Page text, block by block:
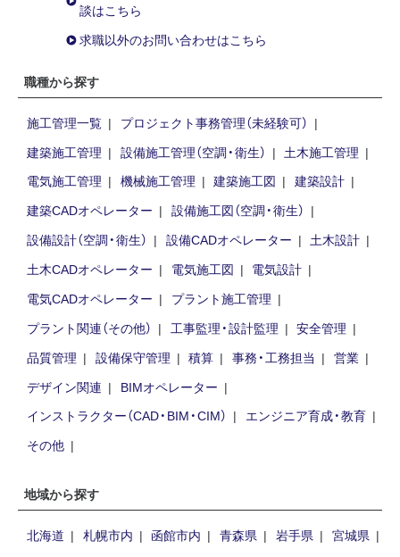
談はこちら
求職以外のお問い合わせはこちら
職種から探す
施工管理一覧
プロジェクト事務管理（未経験可）
建築施工管理
設備施工管理（空調・衛生）
土木施工管理
電気施工管理
機械施工管理 建築施工図
建築設計
建築CADオペレーター
設備施工図（空調・衛生）
設備設計（空調・衛生）
設備CADオペレーター
土木設計
土木CADオペレーター
電気施工図
電気設計
電気CADオペレーター
プラント施工管理
プラント関連（その他）
工事監理・設計監理
安全管理
品質管理
設備保守管理 積算 事務・工務担当
営業
デザイン関連
BIMオペレーター
インストラクター（CAD・BIM・CIM）
エンジニア育成・教育
その他
地域から探す
北海道 札幌市内 函館市内 青森県 岩手県
宮城県